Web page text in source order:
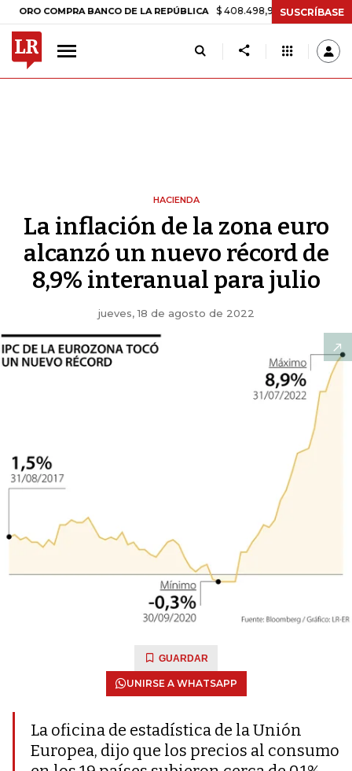
BANCO DE LA REPÚBLICA $ 408.498,97 +$ 8.753,81 +2,19%
SUSCRÍBASE
HACIENDA
La inflación de la zona euro
alcanzó un nuevo récord de
8,9% interanual para julio
jueves, 18 de agosto de 2022
GUARDAR
UNIRSE A WHATSAPP
La oficina de estadística de la Unión
Europea, dijo que los precios al consumo